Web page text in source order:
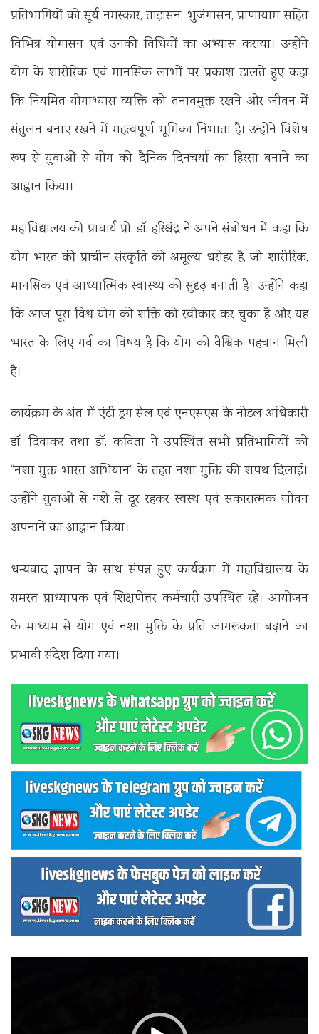
प्रतिभागियों को सूर्य नमस्कार, ताड़ासन, भुजंगासन, प्राणायाम सहित
विभिन्न योगासन एवं उनकी विधियों का अभ्यास कराया। उन्होंने
योग के शारीरिक एवं मानसिक लाभों पर प्रकाश डालते हुए कहा
कि नियमित योगाभ्यास व्यक्ति को तनावमुक्त रखने और जीवन में
संतुलन बनाए रखने में महत्वपूर्ण भूमिका निभाता है। उन्होंने विशेष
रूप से युवाओं से योग को दैनिक दिनचर्या का हिस्सा बनाने का
आह्वान किया।
महाविद्यालय की प्राचार्य प्रो. डॉ. हरिश्चंद्र ने अपने संबोधन में कहा कि
योग भारत की प्राचीन संस्कृति की अमूल्य धरोहर है, जो शारीरिक,
मानसिक एवं आध्यात्मिक स्वास्थ्य को सुदृढ़ बनाती है। उन्होंने कहा
कि आज पूरा विश्व योग की शक्ति को स्वीकार कर चुका है और यह
भारत के लिए गर्व का विषय है कि योग को वैश्विक पहचान मिली
है।
कार्यक्रम के अंत में एंटी ड्रग सेल एवं एनएसएस के नोडल अधिकारी
डॉ. दिवाकर तथा डॉ. कविता ने उपस्थित सभी प्रतिभागियों को
“नशा मुक्त भारत अभियान” के तहत नशा मुक्ति की शपथ दिलाई।
उन्होंने युवाओं से नशे से दूर रहकर स्वस्थ एवं सकारात्मक जीवन
अपनाने का आह्वान किया।
धन्यवाद ज्ञापन के साथ संपन्न हुए कार्यक्रम में महाविद्यालय के
समस्त प्राध्यापक एवं शिक्षणेत्तर कर्मचारी उपस्थित रहे। आयोजन
के माध्यम से योग एवं नशा मुक्ति के प्रति जागरूकता बढ़ाने का
प्रभावी संदेश दिया गया।